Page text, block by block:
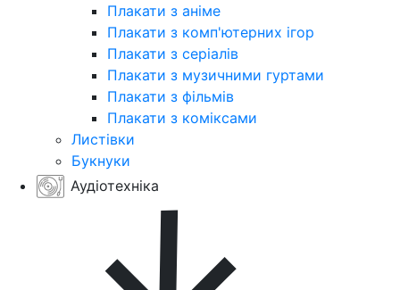
Плакати з аніме
Плакати з комп'ютерних ігор
Плакати з серіалів
Плакати з музичними гуртами
Плакати з фільмів
Плакати з коміксами
Листівки
Букнуки
Аудіотехніка